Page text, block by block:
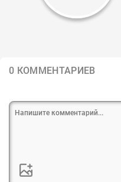
0 КОММЕНТАРИЕВ